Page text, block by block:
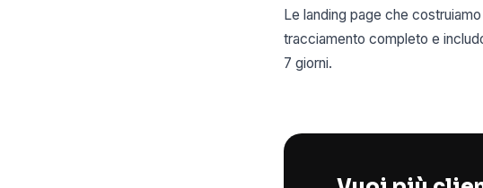
Le landing page che
tracciamento completo e
7 giorni.